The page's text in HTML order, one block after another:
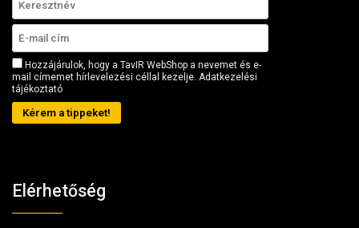
Hozzájárulok, hogy a TavIR WebShop a nevemet és e-
mail címemet hírlevelezési céllal kezelje. Adatkezelési
tájékoztató
Kérem a tippeket!
Elérhetőség